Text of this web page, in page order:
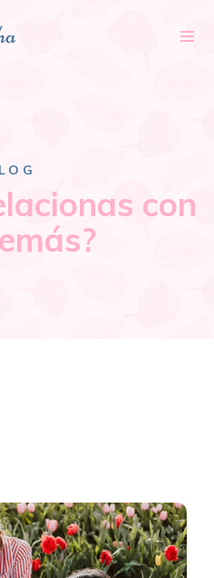
con